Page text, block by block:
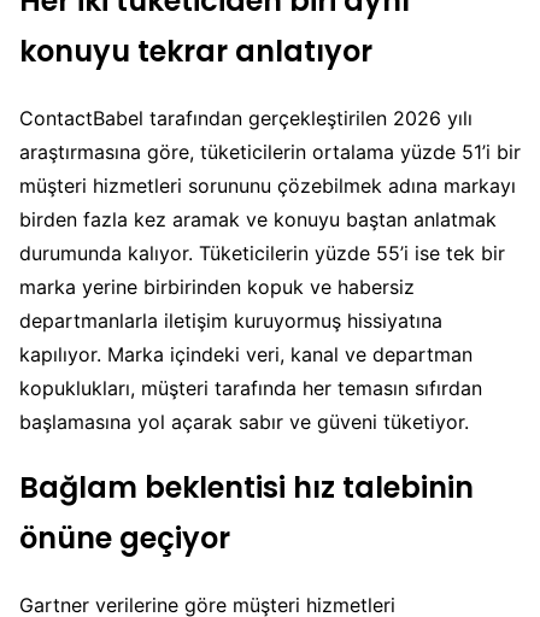
konuyu tekrar anlatıyor
ContactBabel tarafından gerçekleştirilen 2026 yılı
araştırmasına göre, tüketicilerin ortalama yüzde 51’i bir
müşteri hizmetleri sorununu çözebilmek adına markayı
birden fazla kez aramak ve konuyu baştan anlatmak
durumunda kalıyor. Tüketicilerin yüzde 55’i ise tek bir
marka yerine birbirinden kopuk ve habersiz
departmanlarla iletişim kuruyormuş hissiyatına
kapılıyor. Marka içindeki veri, kanal ve departman
kopuklukları, müşteri tarafında her temasın sıfırdan
başlamasına yol açarak sabır ve güveni tüketiyor.
Bağlam beklentisi hız talebinin
önüne geçiyor
Gartner verilerine göre müşteri hizmetleri